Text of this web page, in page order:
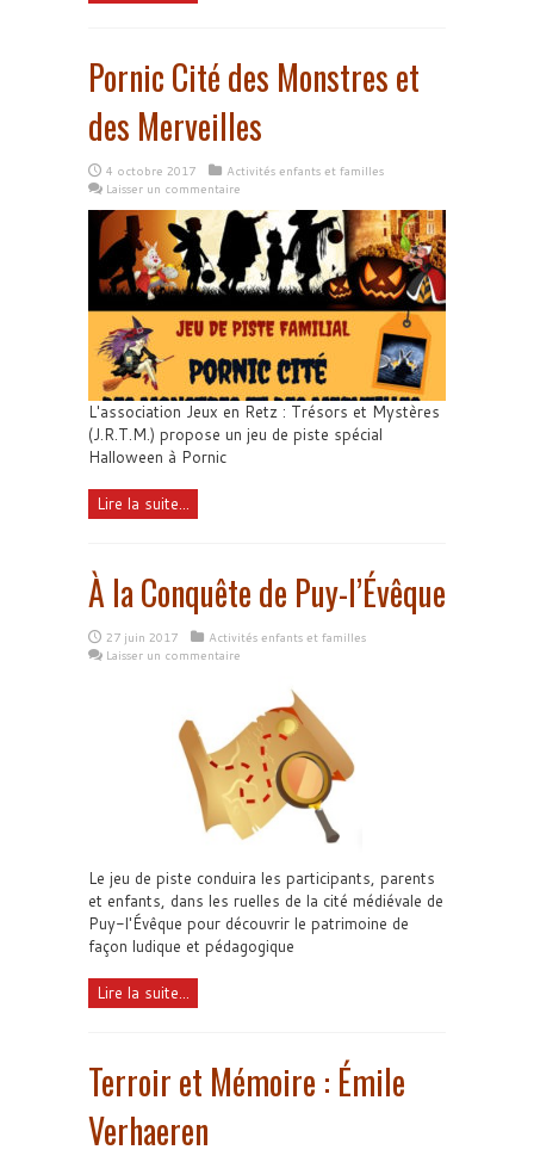
Pornic Cité des Monstres et
des Merveilles
4 octobre 2017
Activités enfants et familles
Laisser un commentaire
L'association Jeux en Retz : Trésors et Mystères
(J.R.T.M.) propose un jeu de piste spécial
Halloween à Pornic
Lire la suite...
À la Conquête de Puy-l’Évêque
27 juin 2017
Activités enfants et familles
Laisser un commentaire
Le jeu de piste conduira les participants, parents
et enfants, dans les ruelles de la cité médiévale de
Puy-l'Évêque pour découvrir le patrimoine de
façon ludique et pédagogique
Lire la suite...
Terroir et Mémoire : Émile
Verhaeren